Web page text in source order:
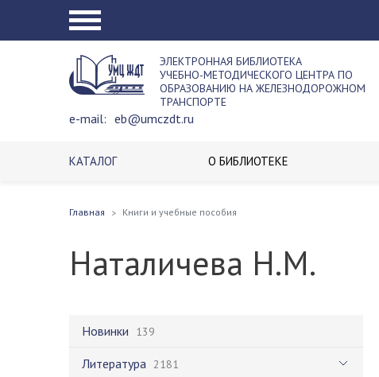
ЭЛЕКТРОННАЯ БИБЛИОТЕКА
УЧЕБНО-МЕТОДИЧЕСКОГО ЦЕНТРА ПО
ОБРАЗОВАНИЮ НА ЖЕЛЕЗНОДОРОЖНОМ
ТРАНСПОРТЕ
e-mail: eb@umczdt.ru
КАТАЛОГ О БИБЛИОТЕКЕ
Главная Книги и учебные пособия
Наталичева Н.М.
Новинки 139
Литература 2181